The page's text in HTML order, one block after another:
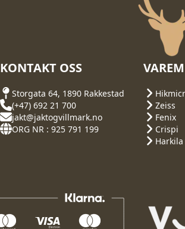
KONTAKT OSS
Storgata 64, 1890 Rakkestad
(+47) 692 21 700
jakt@jaktogvillmark.no
ORG NR : 925 791 199
Zeiss
Fenix
Crispi
Harkila